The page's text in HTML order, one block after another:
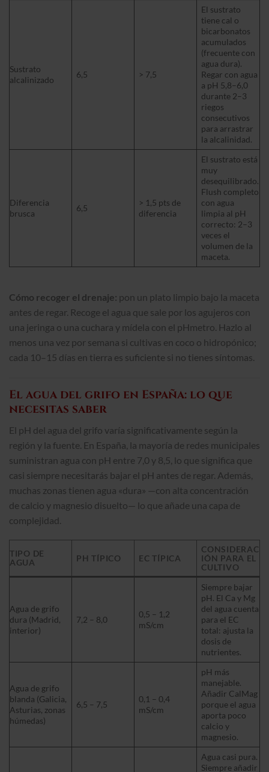
Sustrato
alcalinizado
6,5 > 7,5
El sustrato
tiene cal o
bicarbonatos
acumulados
(frecuente con
agua dura).
Regar con agua
a pH 5,8–6,0
durante 2–3
riegos
consecutivos
para arrastrar
la alcalinidad.
Diferencia
brusca
6,5
> 1,5 pts de
diferencia
El sustrato está
muy
desequilibrado.
Flush completo
con agua
limpia al pH
correcto: 2–3
veces el
volumen de la
maceta.
Cómo recoger el drenaje: pon un plato limpio bajo la maceta
antes de regar. Recoge el agua que sale por los agujeros con
una jeringa o una cuchara y mídela con el pHmetro. Hazlo al
menos una vez por semana si cultivas en coco o hidropónico;
cada 10–15 días en tierra es suficiente si no tienes síntomas.
El agua del grifo en España: lo que
necesitas saber
El pH del agua del grifo varía significativamente según la
región y la fuente. En España, la mayoría de redes municipales
suministran agua con pH entre 7,0 y 8,5, lo que significa que
casi siempre necesitarás bajar el pH antes de regar. Además,
muchas zonas tienen agua «dura» —con alta concentración
de calcio y magnesio disuelto— lo que añade una capa de
complejidad.
TIPO DE
AGUA
PH TÍPICO EC TÍPICA
CONSIDERAC
IÓN PARA EL
CULTIVO
Agua de grifo
dura (Madrid,
interior)
7,2 – 8,0
0,5 – 1,2
mS/cm
Siempre bajar
pH. El Ca y Mg
del agua cuenta
para el EC
total: ajusta la
dosis de
nutrientes.
Agua de grifo
blanda (Galicia,
Asturias, zonas
húmedas)
6,5 – 7,5
0,1 – 0,4
mS/cm
pH más
manejable.
Añadir CalMag
porque el agua
aporta poco
calcio y
magnesio.
Agua casi pura.
Siempre añadir